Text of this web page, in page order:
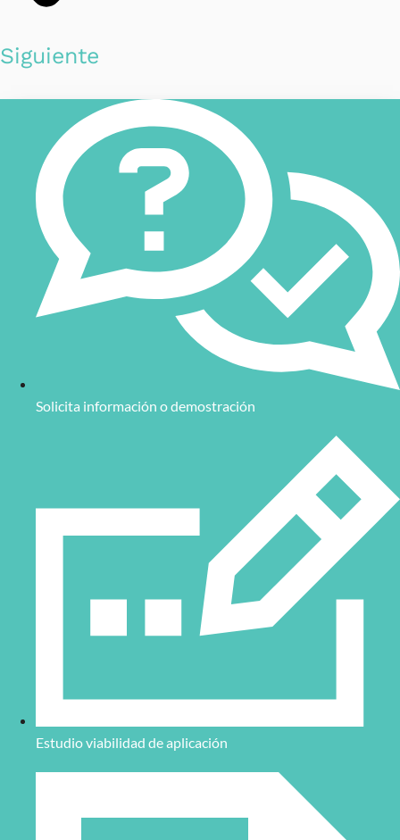
Siguiente
Solicita información o demostración
Estudio viabilidad de aplicación